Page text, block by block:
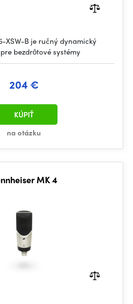
XSW-B je ručný dynamický
bezdrôtové systémy
204 €
na otázku
KÚPIŤ
MK 4